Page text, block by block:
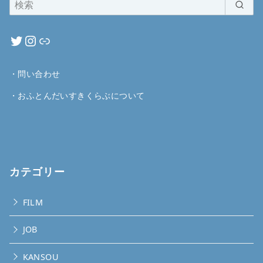
・ 問い合わせ
・ おふとんだいすきくらぶについて
カテゴリー
FILM
JOB
KANSOU